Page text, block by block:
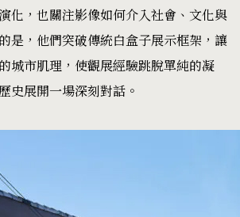
化，也關注影像如何介入社會、文化與
是，他們突破傳統白盒子展示框架，讓
城市肌理，使觀展經驗跳脫單純的凝
史展開一場深刻對話。